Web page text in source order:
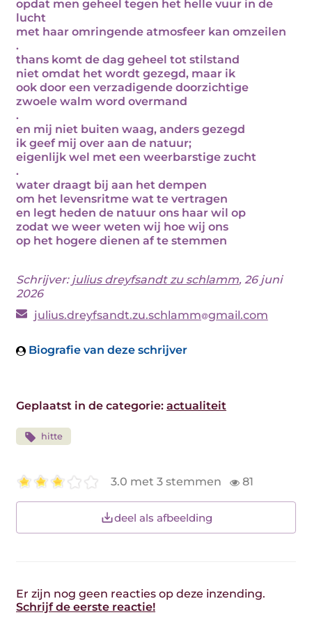
opdat men geheel tegen het helle vuur in de
lucht
met haar omringende atmosfeer kan omzeilen
.
thans komt de dag geheel tot stilstand
niet omdat het wordt gezegd, maar ik
ook door een verzadigende doorzichtige
zwoele walm word overmand
.
en mij niet buiten waag, anders gezegd
ik geef mij over aan de natuur;
eigenlijk wel met een weerbarstige zucht
.
water draagt bij aan het dempen
om het levensritme wat te vertragen
en legt heden de natuur ons haar wil op
zodat we weer weten wij hoe wij ons
op het hogere dienen af te stemmen
Schrijver: julius dreyfsandt zu schlamm, 26 juni
2026
julius.dreyfsandt.zu.schlamm gmail.com
Biografie van deze schrijver
Geplaatst in de categorie: actualiteit
hitte
3.0 met 3 stemmen 81
deel als afbeelding
Er zijn nog geen reacties op deze inzending.
Schrijf de eerste reactie!